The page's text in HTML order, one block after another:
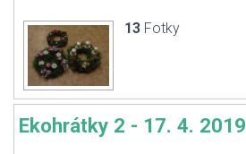
13 Fotky
Ekohrátky 2 - 17. 4. 2019